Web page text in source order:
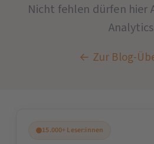
Nicht fehlen dürfen hier
← Zur Blog-
15.000+ Leser:innen